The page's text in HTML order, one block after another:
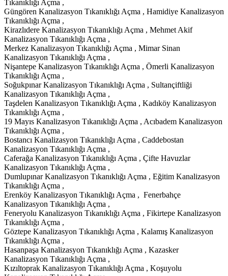
Tıkanıklığı Açma ,
Güngören Kanalizasyon Tıkanıklığı Açma , Hamidiye Kanalizasyon
Tıkanıklığı Açma ,
Kirazlıdere Kanalizasyon Tıkanıklığı Açma , Mehmet Akif
Kanalizasyon Tıkanıklığı Açma ,
Merkez Kanalizasyon Tıkanıklığı Açma , Mimar Sinan
Kanalizasyon Tıkanıklığı Açma ,
Nişantepe Kanalizasyon Tıkanıklığı Açma , Ömerli Kanalizasyon
Tıkanıklığı Açma ,
Soğukpınar Kanalizasyon Tıkanıklığı Açma , Sultançiftliği
Kanalizasyon Tıkanıklığı Açma ,
Taşdelen Kanalizasyon Tıkanıklığı Açma , Kadıköy Kanalizasyon
Tıkanıklığı Açma ,
19 Mayıs Kanalizasyon Tıkanıklığı Açma , Acıbadem Kanalizasyon
Tıkanıklığı Açma ,
Bostancı Kanalizasyon Tıkanıklığı Açma , Caddebostan
Kanalizasyon Tıkanıklığı Açma ,
Caferağa Kanalizasyon Tıkanıklığı Açma , Çifte Havuzlar
Kanalizasyon Tıkanıklığı Açma ,
Dumlupınar Kanalizasyon Tıkanıklığı Açma , Eğitim Kanalizasyon
Tıkanıklığı Açma ,
Erenköy Kanalizasyon Tıkanıklığı Açma , Fenerbahçe
Kanalizasyon Tıkanıklığı Açma ,
Feneryolu Kanalizasyon Tıkanıklığı Açma , Fikirtepe Kanalizasyon
Tıkanıklığı Açma ,
Göztepe Kanalizasyon Tıkanıklığı Açma , Kalamış Kanalizasyon
Tıkanıklığı Açma ,
Hasanpaşa Kanalizasyon Tıkanıklığı Açma , Kazasker
Kanalizasyon Tıkanıklığı Açma ,
Kızıltoprak Kanalizasyon Tıkanıklığı Açma , Koşuyolu